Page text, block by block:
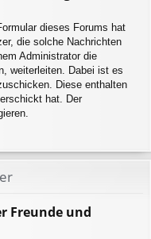
dieses Forums hat
die solche Nachrichten
Administrator die
weiterleiten. Dabei ist es
Diese enthalten
hat. Der
Freunde und